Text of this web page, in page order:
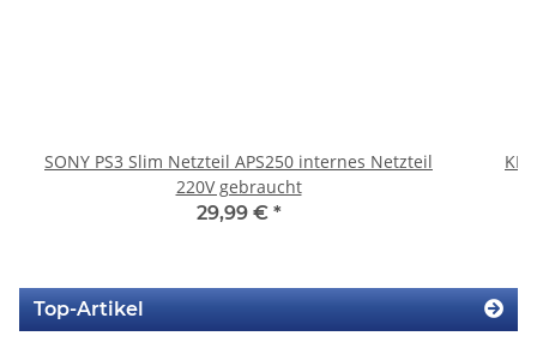
SONY PS3 Slim Netzteil APS250 internes Netzteil
220V gebraucht
29,99 € *
Top-Artikel